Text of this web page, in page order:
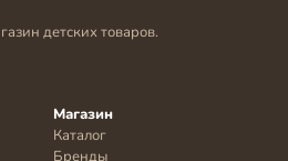
детских товаров.
Магазин
Каталог
Бренды